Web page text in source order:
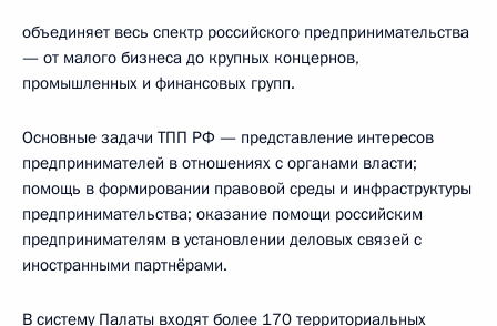
объединяет весь спектр российского предпринимательства
— от малого бизнеса до крупных концернов,
промышленных и финансовых групп.
Основные задачи ТПП РФ — представление интересов
предпринимателей в отношениях с органами власти;
помощь в формировании правовой среды и инфраструктуры
предпринимательства; оказание помощи российским
предпринимателям в установлении деловых связей с
иностранными партнёрами.
В систему Палаты входят более 170 территориальных